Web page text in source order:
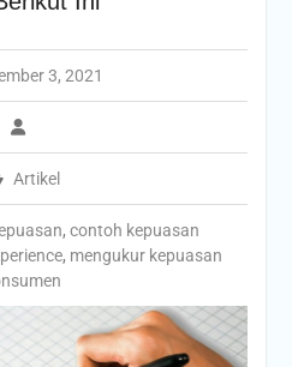
3, 2021
Artikel
, contoh kepuasan
, mengukur kepuasan